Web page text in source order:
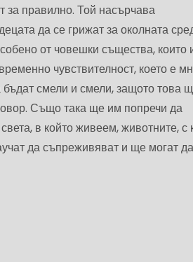
за правилно. Той насърчава
да се грижат за околната
от човешки същества, които
чувствителност, което е
смели и смели, защото това
Също така ще им попречи да
в който живеем, животните, с
да съпреживяват и ще могат